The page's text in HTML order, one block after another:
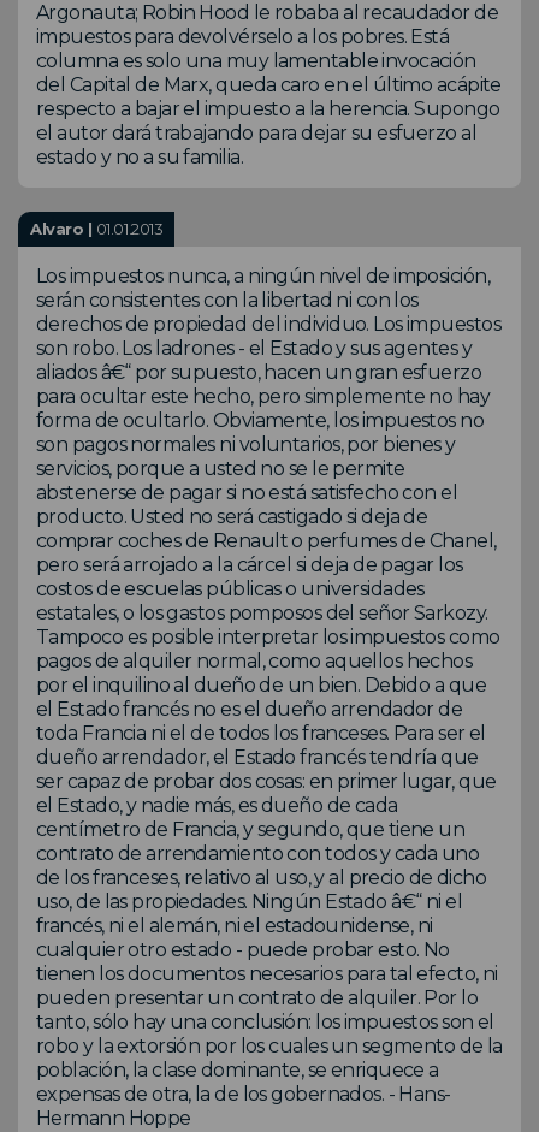
Argonauta; Robin Hood le robaba al recaudador de
impuestos para devolvérselo a los pobres. Está
columna es solo una muy lamentable invocación
del Capital de Marx, queda caro en el último acápite
respecto a bajar el impuesto a la herencia. Supongo
el autor dará trabajando para dejar su esfuerzo al
estado y no a su familia.
Alvaro | 01.01.2013
Los impuestos nunca, a ningún nivel de imposición,
serán consistentes con la libertad ni con los
derechos de propiedad del individuo. Los impuestos
son robo. Los ladrones - el Estado y sus agentes y
aliados â€“ por supuesto, hacen un gran esfuerzo
para ocultar este hecho, pero simplemente no hay
forma de ocultarlo. Obviamente, los impuestos no
son pagos normales ni voluntarios, por bienes y
servicios, porque a usted no se le permite
abstenerse de pagar si no está satisfecho con el
producto. Usted no será castigado si deja de
comprar coches de Renault o perfumes de Chanel,
pero será arrojado a la cárcel si deja de pagar los
costos de escuelas públicas o universidades
estatales, o los gastos pomposos del señor Sarkozy.
Tampoco es posible interpretar los impuestos como
pagos de alquiler normal, como aquellos hechos
por el inquilino al dueño de un bien. Debido a que
el Estado francés no es el dueño arrendador de
toda Francia ni el de todos los franceses. Para ser el
dueño arrendador, el Estado francés tendría que
ser capaz de probar dos cosas: en primer lugar, que
el Estado, y nadie más, es dueño de cada
centímetro de Francia, y segundo, que tiene un
contrato de arrendamiento con todos y cada uno
de los franceses, relativo al uso, y al precio de dicho
uso, de las propiedades. Ningún Estado â€“ ni el
francés, ni el alemán, ni el estadounidense, ni
cualquier otro estado - puede probar esto. No
tienen los documentos necesarios para tal efecto, ni
pueden presentar un contrato de alquiler. Por lo
tanto, sólo hay una conclusión: los impuestos son el
robo y la extorsión por los cuales un segmento de la
población, la clase dominante, se enriquece a
expensas de otra, la de los gobernados. - Hans-
Hermann Hoppe